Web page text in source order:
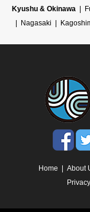
Kyushu & Okinawa
Nagasaki
Home About